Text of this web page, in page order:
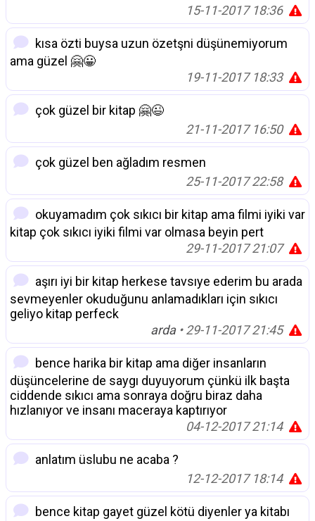
15-11-2017 18:36
kısa özti buysa uzun özetşni düşünemiyorum
ama güzel 🤗😀
19-11-2017 18:33
çok güzel bir kitap 🤗😉
21-11-2017 16:50
çok güzel ben ağladım resmen
25-11-2017 22:58
okuyamadım çok sıkıcı bir kitap ama filmi iyiki var
kitap çok sıkıcı iyiki filmi var olmasa beyin pert
29-11-2017 21:07
aşırı iyi bir kitap herkese tavsıye ederim bu arada
sevmeyenler okuduğunu anlamadıkları için sıkıcı
geliyo kitap perfeck
arda• 29-11-2017 21:45
bence harika bir kitap ama diğer insanların
düşüncelerine de saygı duyuyorum çünkü ilk başta
ciddende sıkıcı ama sonraya doğru biraz daha
hızlanıyor ve insanı maceraya kaptırıyor
04-12-2017 21:14
anlatım üslubu ne acaba ?
12-12-2017 18:14
bence kitap gayet güzel kötü diyenler ya kitabı